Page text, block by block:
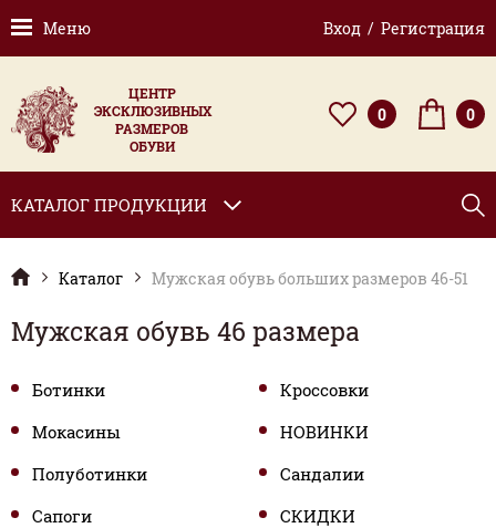
Меню Вход / Регистрация
ЦЕНТР
ЭКСКЛЮЗИВНЫХ
РАЗМЕРОВ
ОБУВИ
0 0
КАТАЛОГ ПРОДУКЦИИ
Каталог Мужская обувь больших размеров 46-51
Мужская обувь 46 размера
Ботинки
Кроссовки
Мокасины
НОВИНКИ
Полуботинки
Сандалии
Сапоги
СКИДКИ